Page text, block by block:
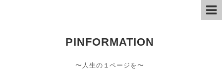
PINFORMATION
〜人生の１ページを〜